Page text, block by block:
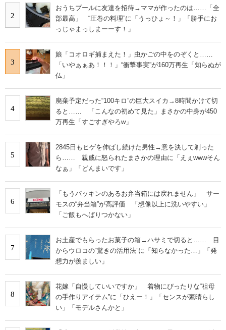
2
おうちプールに友達を招待→ママが作ったのは……「全
部最高」 “圧巻の料理”に「うっひょ～！」「勝手にお
っじゃまっしまーーす！」
3
娘「コオロギ捕まえた！」虫かごの中をのぞくと……
「いやぁぁあ！！！」“衝撃事実”が160万再生「知らぬが
仏」
4
廃棄予定だった“100キロ”の巨大スイカ→8時間かけて切
ると…… 「こんなの初めて見た」まさかの中身が450
万再生「すごすぎやろw」
5
2845日もヒゲを伸ばし続けた男性→意を決して剃った
ら…… 親戚に怒られたまさかの理由に「えぇwwwそん
なぁ」「どんまいです」
6
「もうパッキンのあるお弁当箱には戻れません」 サー
モスの“弁当箱”が高評価 「想像以上に洗いやすい」
「ご飯もへばりつかない」
7
お土産でもらったお菓子の箱→ハサミで切ると…… 目
からウロコの“驚きの活用法”に「知らなかった…」「発
想力が羨ましい」
8
花嫁「自慢していいですか」 着物にぴったりな“祖母
の手作りアイテム”に「ひえー！」「センスが素晴らし
い」「モデルさんかと」